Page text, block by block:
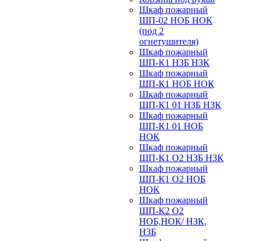
Шкаф пожарный
ШП-02 НОБ НОК
(под 2
огнетушителя)
Шкаф пожарный
ШП-К1 НЗБ НЗК
Шкаф пожарный
ШП-К1 НОБ НОК
Шкаф пожарный
ШП-К1 01 НЗБ НЗК
Шкаф пожарный
ШП-К1 01 НОБ
НОК
Шкаф пожарный
ШП-К1 О2 НЗБ НЗК
Шкаф пожарный
ШП-К1 О2 НОБ
НОК
Шкаф пожарный
ШП-К2 О2
НОБ,НОК/ НЗК,
НЗБ